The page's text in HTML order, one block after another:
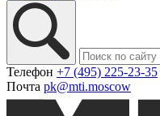
Телефон +7 (495) 225-23-35
Почта pk@mti.moscow